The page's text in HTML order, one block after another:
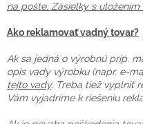
na pošte. Zásielky s uložením
Ako reklamovať vadný tovar?
Ak sa jedná o výrobnú príp.
opis vady výrobku (napr. e-
tejto vady. Treba tiež vyplniť
Vám vyjadríme k riešeniu